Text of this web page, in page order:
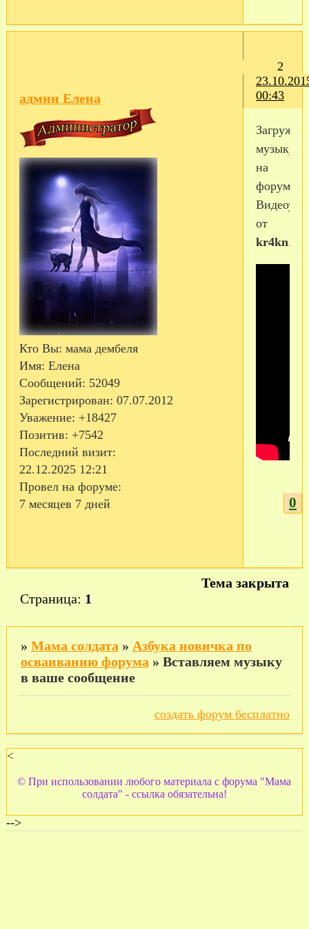
2
00:43
админ Елена
Кто Вы: мама дембеля
Имя: Елена
Сообщений: 52049
Зарегистрирован: 07.07.2012
Уважение: +18427
Позитив: +7542
Последний визит:
22.12.2025 12:21
Провел на форуме:
7 месяцев 7 дней
музыку
на
форум.
от
kr4kn.
0
Тема закрыта
Страница: 1
» Мама солдата » Азбука новичка по
осваиванию форума » Вставляем музыку
в ваше сообщение
создать форум бесплатно
<
© При использовании любого материала с форума "Мама
солдата" - ссылка обязательна!
-->